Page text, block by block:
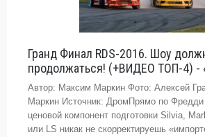
Гранд Финал RDS-2016. Шоу
продолжаться! (+ВИДЕО ТОП-4) -
Автор: Максим Маркин Фото: Алексей
Маркин Источник: ДромПрямо по
ценовой компонент подготовки Silvia,
или LS никак не скорректируешь